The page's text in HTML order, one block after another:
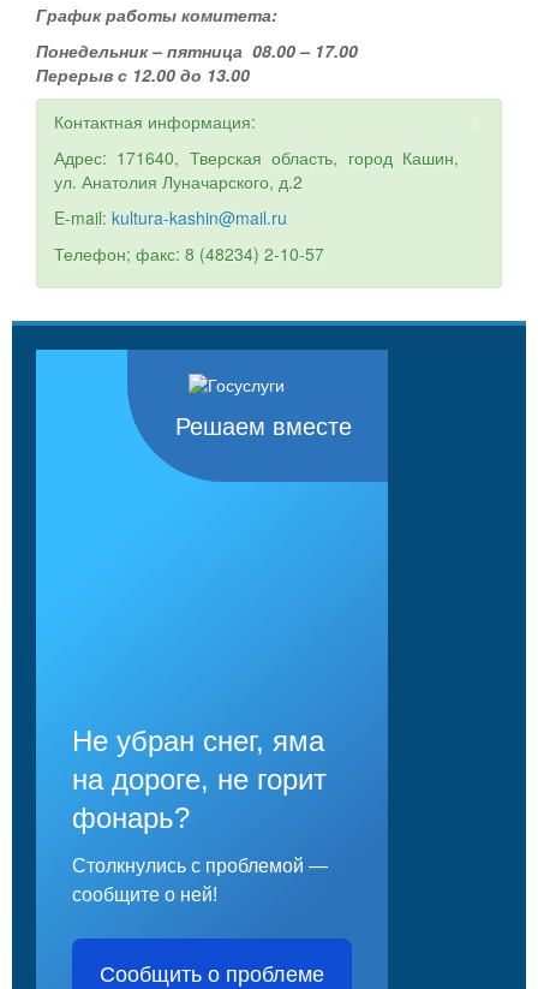
График работы комитета:
Понедельник – пятница 08.00 – 17.00
Перерыв с 12.00 до 13.00
Контактная информация:
Адрес: 171640, Тверская область, город Кашин,
ул. Анатолия Луначарского, д.2
E-mail: kultura-kashin@mail.ru
Телефон; факс: 8 (48234) 2-10-57
Решаем вместе
Не убран снег, яма
на дороге, не горит
фонарь?
Столкнулись с проблемой —
сообщите о ней!
Сообщить о проблеме